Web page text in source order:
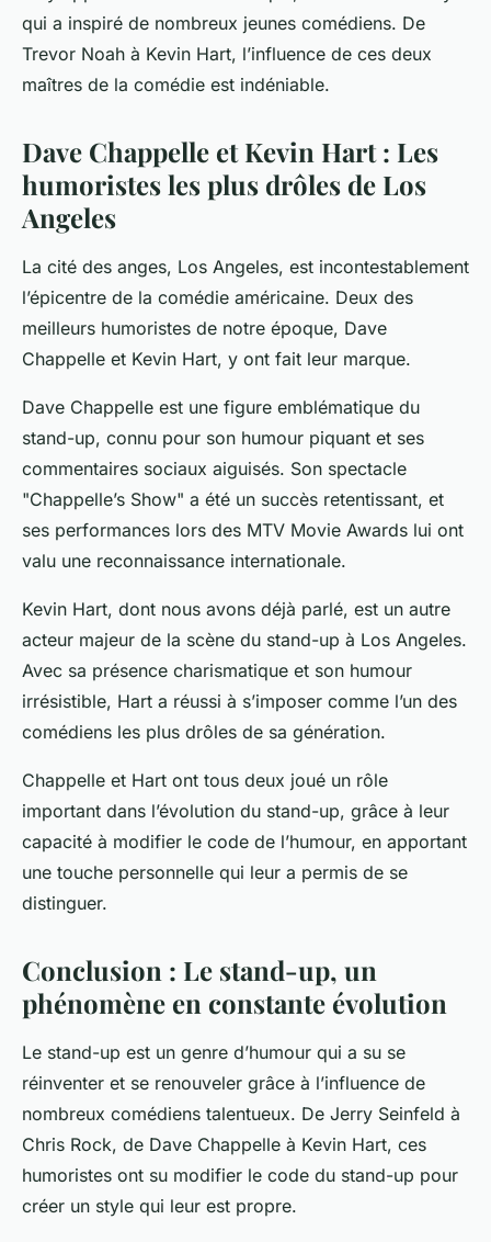
qui a inspiré de nombreux jeunes comédiens. De
Trevor Noah à Kevin Hart, l’influence de ces deux
maîtres de la comédie est indéniable.
Dave Chappelle et Kevin Hart : Les
humoristes les plus drôles de Los
Angeles
La cité des anges, Los Angeles, est incontestablement
l’épicentre de la comédie américaine. Deux des
meilleurs humoristes de notre époque, Dave
Chappelle et Kevin Hart, y ont fait leur marque.
Dave Chappelle est une figure emblématique du
stand-up, connu pour son humour piquant et ses
commentaires sociaux aiguisés. Son spectacle
"Chappelle’s Show" a été un succès retentissant, et
ses performances lors des MTV Movie Awards lui ont
valu une reconnaissance internationale.
Kevin Hart, dont nous avons déjà parlé, est un autre
acteur majeur de la scène du stand-up à Los Angeles.
Avec sa présence charismatique et son humour
irrésistible, Hart a réussi à s’imposer comme l’un des
comédiens les plus drôles de sa génération.
Chappelle et Hart ont tous deux joué un rôle
important dans l’évolution du stand-up, grâce à leur
capacité à modifier le code de l’humour, en apportant
une touche personnelle qui leur a permis de se
distinguer.
Conclusion : Le stand-up, un
phénomène en constante évolution
Le stand-up est un genre d’humour qui a su se
réinventer et se renouveler grâce à l’influence de
nombreux comédiens talentueux. De Jerry Seinfeld à
Chris Rock, de Dave Chappelle à Kevin Hart, ces
humoristes ont su modifier le code du stand-up pour
créer un style qui leur est propre.